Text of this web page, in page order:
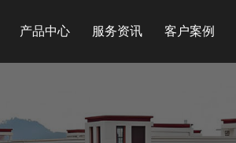
产品中心 服务资讯 客户案例